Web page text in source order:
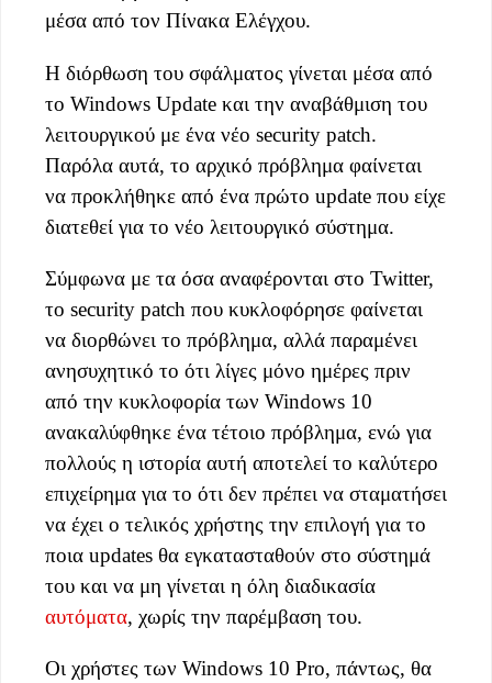
μέσα από τον Πίνακα Ελέγχου.
Η διόρθωση του σφάλματος γίνεται μέσα από
το Windows Update και την αναβάθμιση του
λειτουργικού με ένα νέο security patch.
Παρόλα αυτά, το αρχικό πρόβλημα φαίνεται
να προκλήθηκε από ένα πρώτο update που είχε
διατεθεί για το νέο λειτουργικό σύστημα.
Σύμφωνα με τα όσα αναφέρονται στο Twitter,
το security patch που κυκλοφόρησε φαίνεται
να διορθώνει το πρόβλημα, αλλά παραμένει
ανησυχητικό το ότι λίγες μόνο ημέρες πριν
από την κυκλοφορία των Windows 10
ανακαλύφθηκε ένα τέτοιο πρόβλημα, ενώ για
πολλούς η ιστορία αυτή αποτελεί το καλύτερο
επιχείρημα για το ότι δεν πρέπει να σταματήσει
να έχει ο τελικός χρήστης την επιλογή για το
ποια updates θα εγκατασταθούν στο σύστημά
του και να μη γίνεται η όλη διαδικασία
αυτόματα, χωρίς την παρέμβαση του.
Οι χρήστες των Windows 10 Pro, πάντως, θα